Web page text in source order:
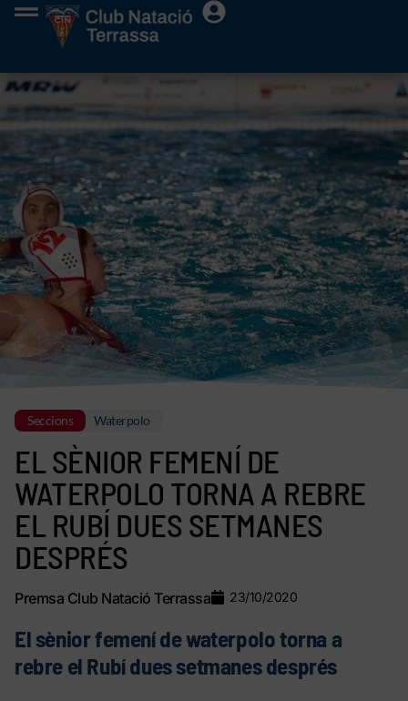
Seccions Waterpolo
EL SÈNIOR FEMENÍ DE
WATERPOLO TORNA A REBRE
EL RUBÍ DUES SETMANES
DESPRÉS
Premsa Club Natació Terrassa 23/10/2020
El sènior femení de waterpolo torna a
rebre el Rubí dues setmanes després